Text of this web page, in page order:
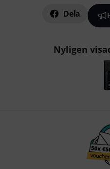
Dela
Nyligen